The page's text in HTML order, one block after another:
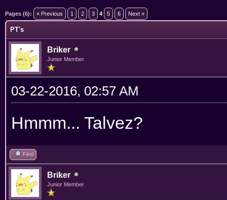
Pages (6): « Previous 1 2 3 4 5 6 Next »
PT's
Briker
Junior Member
03-22-2016, 02:57 AM
Hmmm... Talvez?
Find
Briker
Junior Member